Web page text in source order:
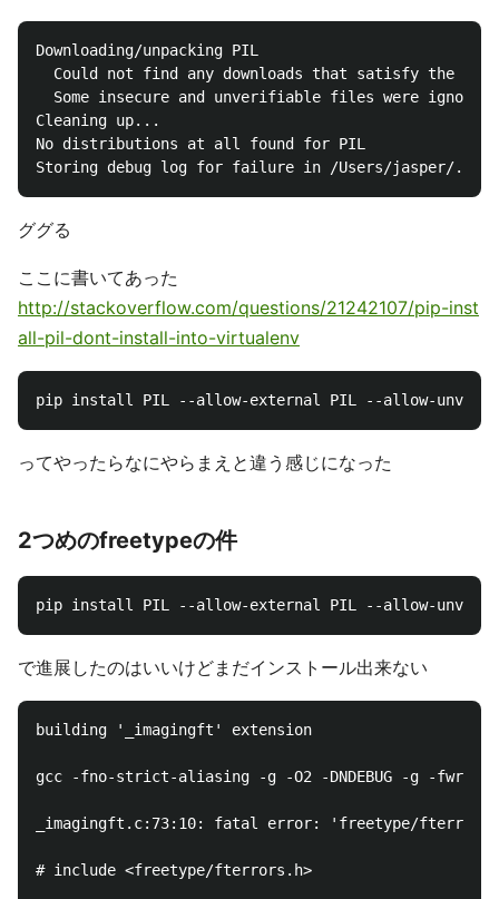
Downloading/unpacking PIL
Could not find any downloads that satisfy the
Some insecure and unverifiable files were
Cleaning up...
No distributions at all found for PIL
ググる
ここに書いてあった
http://stackoverflow.com/questions/21242107/pip-inst
all-pil-dont-install-into-virtualenv
ってやったらなにやらまえと違う感じになった
2つめのfreetypeの件
で進展したのはいいけどまだインストール出来ない
building '_imagingft' extension
gcc -fno-strict-aliasing -g -O2 -DNDEBUG -g -
_imagingft.c:73:10: fatal error: 'freetype/
# include <freetype/fterrors.h>